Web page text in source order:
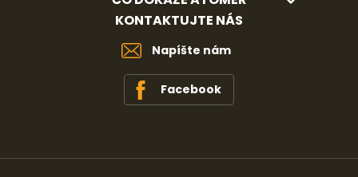
KONTAKTUJTE NÁS
Napíšte nám
Facebook